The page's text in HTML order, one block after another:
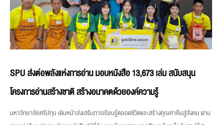
SPU ส่งต่อพลังแห่งการอ่าน มอบหนังสือ 13,673 เล่ม สนับสนุน
โครงการอ่านสร้างชาติ สร้างอนาคตด้วยองค์ความรู้
มหาวิทยาลัยศรีปทุม เดินหน้าส่งเสริมการเรียนรู้ตลอดชีวิตและสร้างคุณค่าคืนสู่สังคม ผ่าน